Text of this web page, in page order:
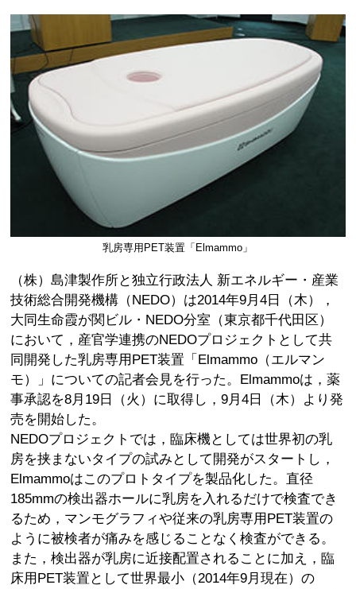
乳房専用PET装置「Elmammo」
（株）島津製作所と独立行政法人 新エネルギー・産業
技術総合開発機構（NEDO）は2014年9月4日（木），
大同生命霞が関ビル・NEDO分室（東京都千代田区）
において，産官学連携のNEDOプロジェクトとして共
同開発した乳房専用PET装置「Elmammo（エルマン
モ）」についての記者会見を行った。Elmammoは，薬
事承認を8月19日（火）に取得し，9月4日（木）より発
売を開始した。
NEDOプロジェクトでは，臨床機としては世界初の乳
房を挟まないタイプの試みとして開発がスタートし，
Elmammoはこのプロトタイプを製品化した。直径
185mmの検出器ホールに乳房を入れるだけで検査でき
るため，マンモグラフィや従来の乳房専用PET装置の
ように被検者が痛みを感じることなく検査ができる。
また，検出器が乳房に近接配置されることに加え，臨
床用PET装置として世界最小（2014年9月現在）の